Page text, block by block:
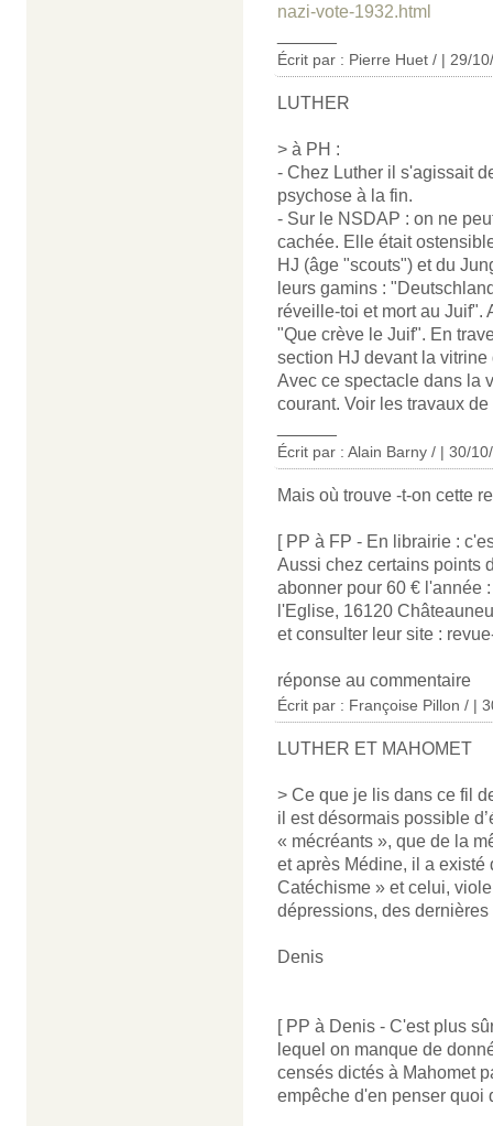
nazi-vote-1932.html
Écrit par : Pierre Huet / | 29/
LUTHER
> à PH :
- Chez Luther il s'agissait
psychose à la fin.
- Sur le NSDAP : on ne
cachée. Elle était
HJ (âge "scouts") et du
leurs gamins :
réveille-toi et mort au Juif".
"Que crève le Juif". En
section HJ devant la
Avec ce spectacle dans la
courant. Voir les travaux
Écrit par : Alain Barny / | 30/
Mais où trouve -t-on cette
[ PP à FP - En librairie :
Aussi chez certains points
abonner pour 60 € l'année
l'Eglise, 16120
et consulter leur site :
réponse au commentaire
Écrit par : Françoise Pillon / |
LUTHER ET MAHOMET
> Ce que je lis dans ce fil
il est désormais possible
« mécréants », que de la
et après Médine, il a existé
Catéchisme » et celui,
dépressions, des
Denis
[ PP à Denis - C'est plus
lequel on manque de
censés dictés à Mahomet
empêche d'en penser quoi